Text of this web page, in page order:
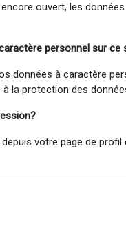
ouvert, les
personnel sur ce
à caractère
la protection des
votre page de